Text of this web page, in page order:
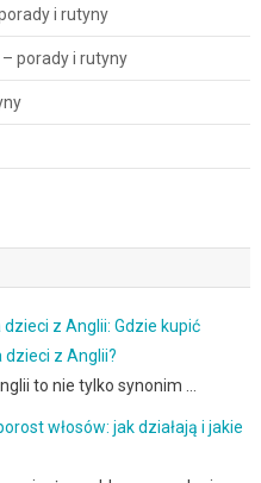
i rutyny
porady i rutyny
z Anglii: Gdzie kupić
z Anglii?
to nie tylko synonim …
włosów: jak działają i jakie